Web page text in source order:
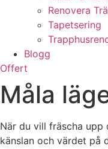
Renovera
Tapetsering
Blogg
Offert
Måla
När du vill fräscha upp
känslan och värdet på